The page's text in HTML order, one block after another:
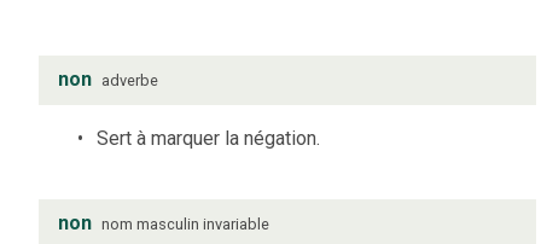
non adverbe
Sert à marquer la négation.
non nom masculin invariable